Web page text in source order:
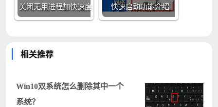
关闭无用进程加快速度 快速启动功能介绍
相关推荐
Win10双系统怎么删除其中一个
系统？